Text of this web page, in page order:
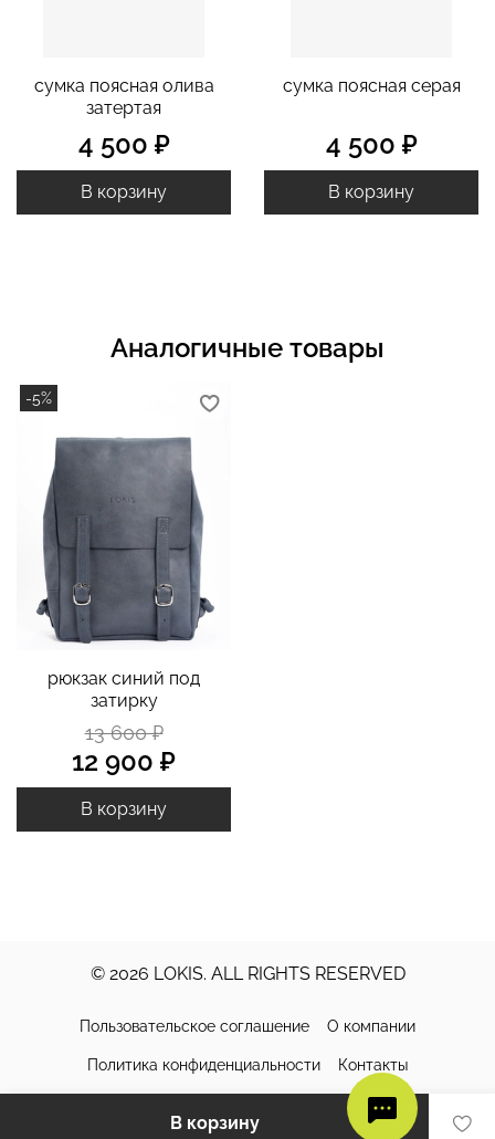
В корзину
сумка поясная олива
затертая
4 500 ₽
В корзину
сумка поясная серая
4 500 ₽
В корзину
Аналогичные товары
-5%
рюкзак синий под
затирку
13 600 ₽
12 900 ₽
В корзину
© 2026 LOKIS. ALL RIGHTS RESERVED
Пользовательское соглашение О компании
Политика конфиденциальности Контакты
Уход за изделиями